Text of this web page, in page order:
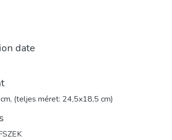
date
(teljes méret: 24,5x18,5 cm)